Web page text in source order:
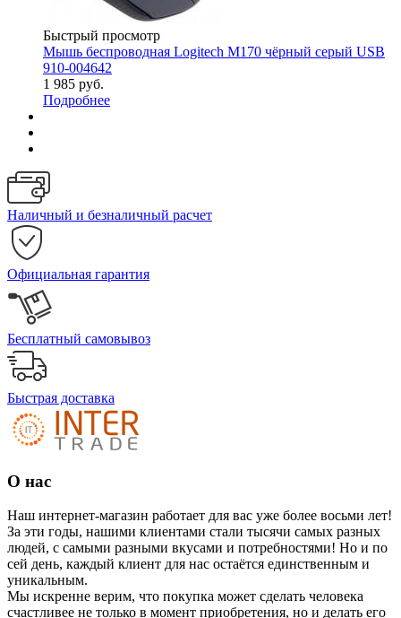
Быстрый просмотр
Мышь беспроводная Logitech M170 чёрный серый USB
910-004642
1 985 руб.
Подробнее
Наличный и безналичный расчет
Официальная гарантия
Бесплатный самовывоз
Быстрая доставка
О нас
Наш интернет-магазин работает для вас уже более восьми лет!
За эти годы, нашими клиентами стали тысячи самых разных
людей, с самыми разными вкусами и потребностями! Но и по
сей день, каждый клиент для нас остаётся единственным и
уникальным.
Мы искренне верим, что покупка может сделать человека
счастливее не только в момент приобретения, но и делать его